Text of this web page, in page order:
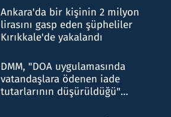
Ankara'da bir kişinin 2 milyon
lirasını gasp eden şüpheliler
Kırıkkale'de yakalandı
DMM, "DOA uygulamasında
vatandaşlara ödenen iade
tutarlarının düşürüldüğü"